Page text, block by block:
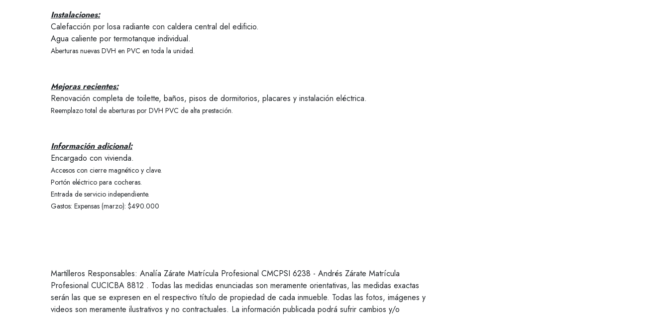
Instalaciones:
Calefacción por losa radiante con caldera central del edificio.
Agua caliente por termotanque individual.
Aberturas nuevas DVH en PVC en toda la unidad.
Mejoras recientes:
Renovación completa de toilette, baños, pisos de dormitorios, placares y instalación eléctrica.
Reemplazo total de aberturas por DVH PVC de alta prestación.
Información adicional:
Encargado con vivienda.
Accesos con cierre magnético y clave.
Portón eléctrico para cocheras.
Entrada de servicio independiente.
Gastos: Expensas (marzo): $490.000
Martilleros Responsables: Analía Zárate Matrícula Profesional CMCPSI 6238 - Andrés Zárate Matrícula
Profesional CUCICBA 8812 . Todas las medidas enunciadas son meramente orientativas, las medidas exactas
serán las que se expresen en el respectivo título de propiedad de cada inmueble. Todas las fotos, imágenes y
videos son meramente ilustrativos y no contractuales. La información publicada podrá sufrir cambios y/o